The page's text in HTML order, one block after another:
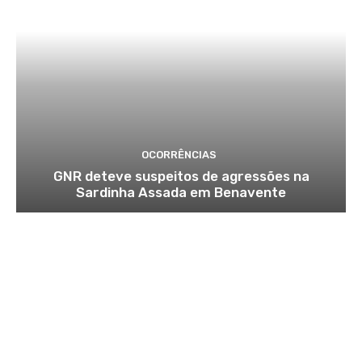
OCORRÊNCIAS
GNR deteve suspeitos de agressões na
Sardinha Assada em Benavente